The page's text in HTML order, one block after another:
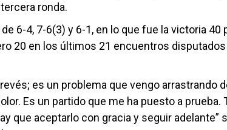
ronda.
6-4, 7-6(3) y 6-1, en lo que fue la victoria 40
20 en los últimos 21 encuentros disputados
es un problema que vengo arrastrando
Es un partido que me ha puesto a
que aceptarlo con gracia y seguir adelante”